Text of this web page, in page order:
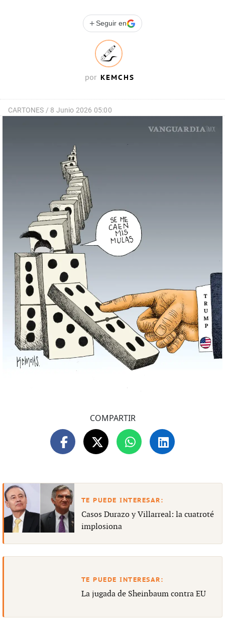
+ Seguir en
por KEMCHS
CARTONES / 8 Junio 2026 05:00
COMPARTIR
Casos Durazo y Villarreal: la cuatroté
implosiona
La jugada de Sheinbaum contra EU